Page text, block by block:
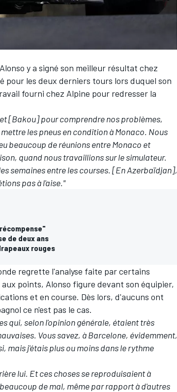
y a signé son meilleur résultat chez
pour les deux derniers tours lors duquel son
fourni chez Alpine pour redresser la
[Bakou] pour comprendre nos problèmes,
les pneus en condition à Monaco. Nous
beaucoup de réunions entre Monaco et
quand nous travaillions sur le simulateur.
semaines entre les courses. [En Azerbaïdjan],
pas à l'aise."
de deux ans
rouges
regrette l'analyse faite par certains
points, Alonso figure devant son équipier,
et en course. Dès lors, d'aucuns ont
ce n'est pas le cas.
qui, selon l'opinion générale, étaient très
Vous savez, à Barcelone, évidemment,
mais j'étais plus ou moins dans le rythme
lui. Et ces choses se reproduisaient à
de mal, même par rapport à d'autres